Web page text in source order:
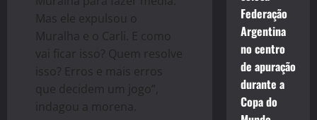
Mas ele expulsou o
Muralha e o Carli. E como
vai ficar isso? Quem resolve
isso? Erros e mais erros
que decidem um jogo”,
indagou a morena.
Federação
Argentina
no centro
de apuração
durante a
Copa do